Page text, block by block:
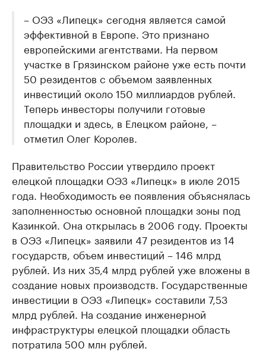
– ОЭЗ «Липецк» сегодня является самой
эффективной в Европе. Это признано
европейскими агентствами. На первом
участке в Грязинском районе уже есть почти
50 резидентов с объемом заявленных
инвестиций около 150 миллиардов рублей.
Теперь инвесторы получили готовые
площадки и здесь, в Елецком районе, –
отметил Олег Королев.
Правительство России утвердило проект
елецкой площадки ОЭЗ «Липецк» в июле 2015
года. Необходимость ее появления объяснялась
заполненностью основной площадки зоны под
Казинкой. Она открылась в 2006 году. Проекты
в ОЭЗ «Липецк» заявили 47 резидентов из 14
государств, объем инвестиций – 146 млрд
рублей. Из них 35,4 млрд рублей уже вложены в
создание новых производств. Государственные
инвестиции в ОЭЗ «Липецк» составили 7,53
млрд рублей. На создание инженерной
инфраструктуры елецкой площадки область
потратила 500 млн рублей.